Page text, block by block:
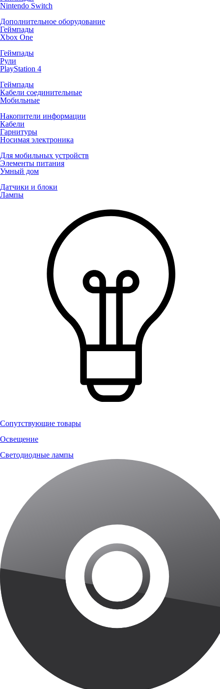
Nintendo Switch
Дополнительное оборудование
Геймпады
Xbox One
Геймпады
Рули
PlayStation 4
Геймпады
Кабели соединительные
Мобильные
Накопители информации
Кабели
Гарнитуры
Носимая электроника
Для мобильных устройств
Элементы питания
Умный дом
Датчики и блоки
Лампы
Сопутствующие товары
Освещение
Светодиодные лампы